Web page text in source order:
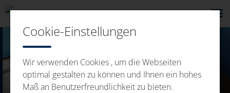
Cookie-Einstellungen
Wir verwenden Cookies , um die Webseiten
optimal gestalten zu können und Ihnen ein hohes
Maß an Benutzerfreundlichkeit zu bieten.